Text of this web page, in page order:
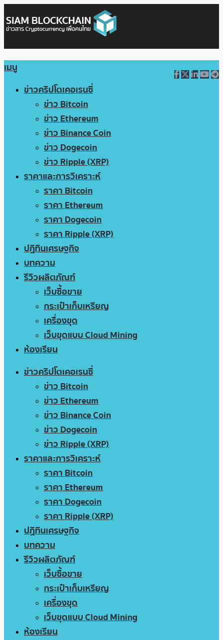
เมนู
ข่าวคริปโตเคอเรนซี่
ข่าว Bitcoin
ข่าว Ethereum
ข่าว Binance Coin
ข่าว Dogecoin
ข่าว Ripple (XRP)
ราคาและการวิเคราะห์
ราคา Bitcoin
ราคา Ethereum
ราคา Dogecoin
ราคา Ripple (XRP)
ปฏิทินเศรษฐกิจ
บทความ
รีวิวผลิตภัณฑ์
เว็บซื้อขาย
กระเป๋าเก็บเหรียญ
เครื่องขุด
เว็บขุดแบบ Cloud Mining
ห้องเรียน
ข่าวคริปโตเคอเรนซี่
ข่าว Bitcoin
ข่าว Ethereum
ข่าว Binance Coin
ข่าว Dogecoin
ข่าว Ripple (XRP)
ราคาและการวิเคราะห์
ราคา Bitcoin
ราคา Ethereum
ราคา Dogecoin
ราคา Ripple (XRP)
ปฏิทินเศรษฐกิจ
บทความ
รีวิวผลิตภัณฑ์
เว็บซื้อขาย
กระเป๋าเก็บเหรียญ
เครื่องขุด
เว็บขุดแบบ Cloud Mining
ห้องเรียน